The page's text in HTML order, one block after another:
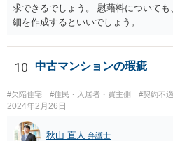
求できるでしょう。 慰藉料について
細を作成するといいでしょう。
10 中古マンションの瑕疵
#欠陥住宅 #住民・入居者・買主側 #契約不
2024年2月26日
秋山 直人 弁護士